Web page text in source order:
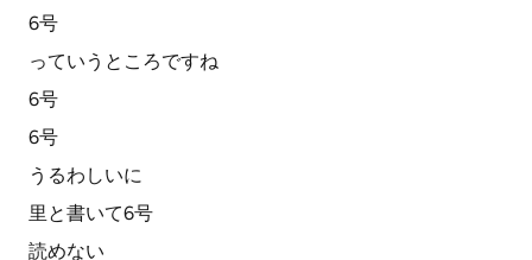
6号
っていうところですね
6号
6号
うるわしいに
里と書いて6号
読めない